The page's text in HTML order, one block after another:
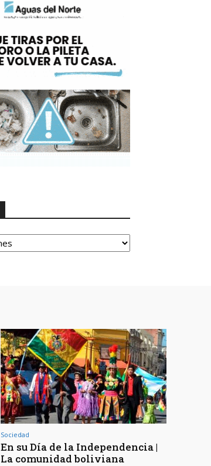
Sociedad
En su Día de la Independencia |
La comunidad boliviana